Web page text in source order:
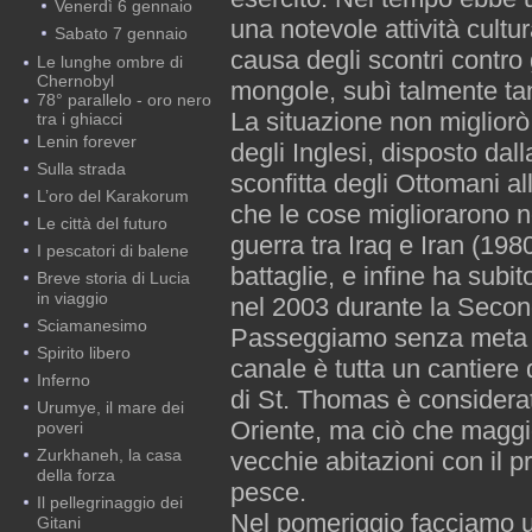
Venerdì 6 gennaio
Sabato 7 gennaio
Le lunghe ombre di
Chernobyl
78° parallelo - oro nero
tra i ghiacci
Lenin forever
Sulla strada
L’oro del Karakorum
Le città del futuro
I pescatori di balene
Breve storia di Lucia
in viaggio
Sciamanesimo
Spirito libero
Inferno
Urumye, il mare dei
poveri
Zurkhaneh, la casa
della forza
Il pellegrinaggio dei
Gitani
una notevole attività
causa degli scontri
mongole, subì talmente
La situazione non
degli Inglesi, disposto
sconfitta degli Ottomani
che le cose migliorarono
guerra tra Iraq e Iran
battaglie, e infine ha
nel 2003 durante la
Passeggiamo senza
canale è tutta un
di St. Thomas è
Oriente, ma ciò che
vecchie abitazioni con il
pesce.
Nel pomeriggio facciamo